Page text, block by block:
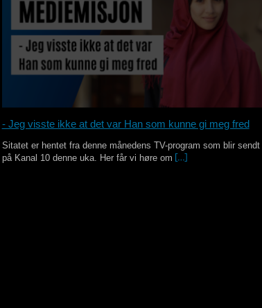
- Jeg visste ikke at det var Han som kunne gi meg fred
Sitatet er hentet fra denne månedens TV-program som blir sendt
på Kanal 10 denne uka. Her får vi høre om